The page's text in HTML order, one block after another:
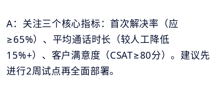
A：关注三个核心指标：首次解决率（应
≥65%）、平均通话时长（较人工降低
15%+）、客户满意度（CSAT≥80分）。建议先
进行2周试点再全面部署。